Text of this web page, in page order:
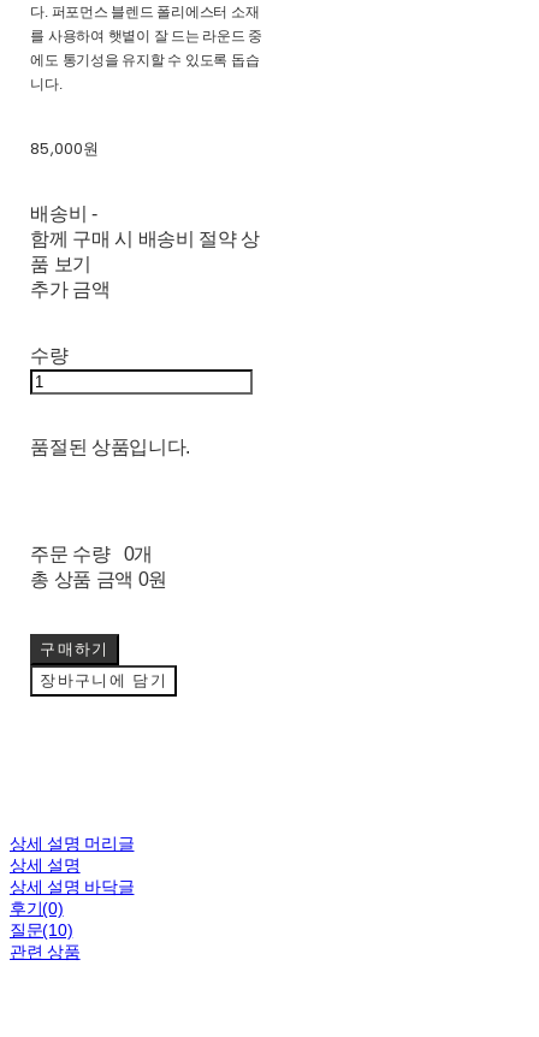
다. 퍼포먼스 블렌드 폴리에스터 소재
를 사용하여 햇볕이 잘 드는 라운드 중
에도 통기성을 유지할 수 있도록 돕습
니다.
85,000원
배송비 -
함께 구매 시 배송비 절약 상
품 보기
추가 금액
수량
품절된 상품입니다.
주문 수량
0개
총 상품 금액 0원
구매하기
장바구니에 담기
상세 설명 머리글
상세 설명
상세 설명 바닥글
후기(0)
질문(10)
관련 상품